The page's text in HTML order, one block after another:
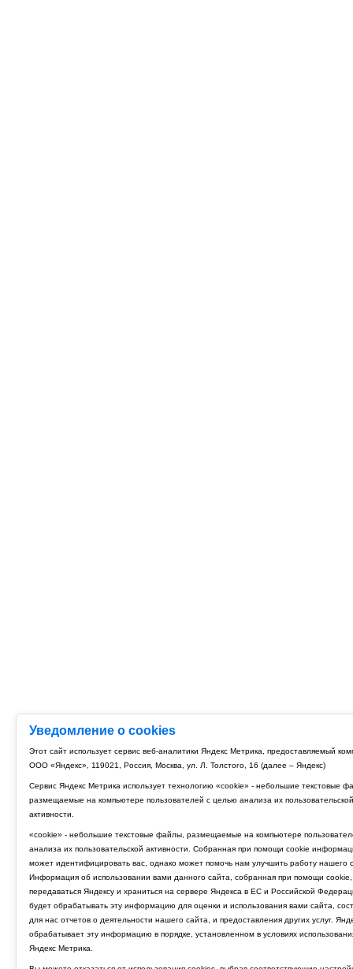
Уведомление о cookies
Этот сайт использует сервис веб-аналитики Яндекс Метрика, предоставляемый
ООО «Яндекс», 119021, Россия, Москва, ул. Л. Толстого, 16 (далее – Яндекс)
Сервис Яндекс Метрика использует технологию «cookie» - небольшие текстовые
размещаемые на компьютере пользователей с целью анализа их пользовательской
активности.
«cookie» - небольшие текстовые файлы, размещаемые на компьютере
анализа их пользовательской активности. Собранная при помощи cookie
может идентифицировать вас, однако может помочь нам улучшить работу нашего
Информация об использовании вами данного сайта, собранная при помощи cookie,
передаваться Яндексу и храниться на сервере Яндекса в ЕС и Российской
будет обрабатывать эту информацию для оценки и использования вами сайта,
для нас отчетов о деятельности нашего сайта, и предоставления других услуг.
обрабатывает эту информацию в порядке, установленном в условиях
Яндекс Метрика.